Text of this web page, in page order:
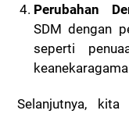
Perubahan
SDM dengan
seperti
Selanjutnya,